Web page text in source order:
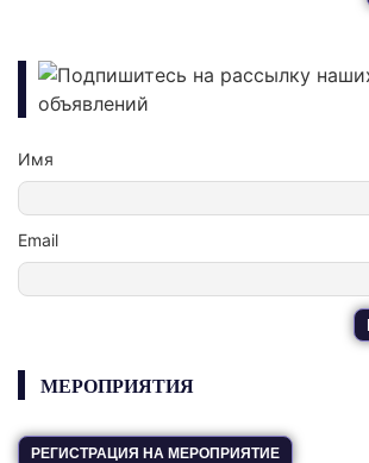
Подпишитесь на рассылку
объявлений
Имя
Email
МЕРОПРИЯТИЯ
РЕГИСТРАЦИЯ НА МЕРОПРИЯТИЕ